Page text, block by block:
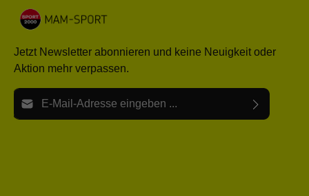
Jetzt Newsletter abonnieren und keine Neuigkeit oder
Aktion mehr verpassen.
E-Mail-Adresse*